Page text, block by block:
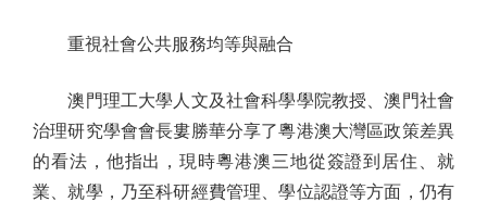
重視社會公共服務均等與融合
澳門理工大學人文及社會科學學院教授、澳門社會
治理研究學會會長婁勝華分享了粵港澳大灣區政策差異
的看法，他指出，現時粵港澳三地從簽證到居住、就
業、就學，乃至科研經費管理、學位認證等方面，仍有